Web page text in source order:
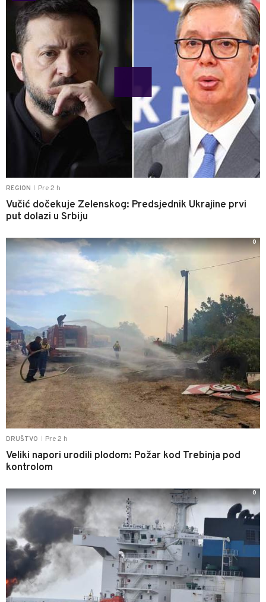
REGION Pre 2 h
Vučić dočekuje Zelenskog: Predsjednik Ukrajine prvi
put dolazi u Srbiju
DRUŠTVO Pre 2 h
Veliki napori urodili plodom: Požar kod Trebinja pod
kontrolom
0
0